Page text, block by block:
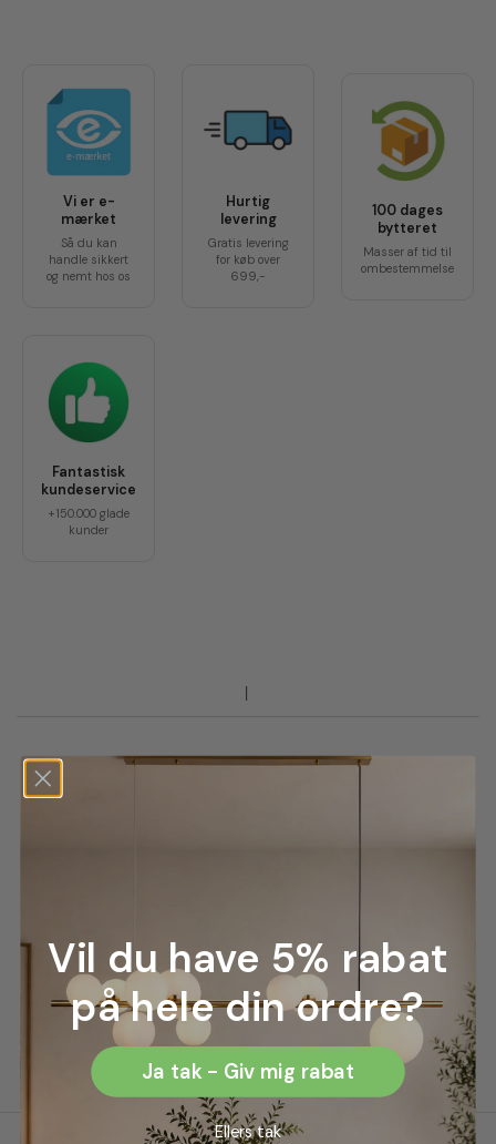
Vi er e-
mærket
Så du kan
handle sikkert
og nemt hos os
Hurtig
levering
Gratis levering
for køb over
699,-
100 dages
bytteret
Masser af tid til
ombestemmelse
Fantastisk
kundeservice
+150.000 glade
kunder
Vil du have 5% rabat
på hele din ordre?
Ja tak - Giv mig rabat
Ellers tak